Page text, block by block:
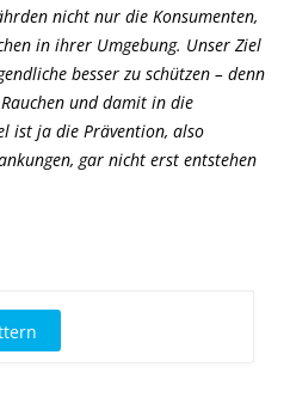
nicht nur die Konsumenten,
in ihrer Umgebung. Unser Ziel
besser zu schützen – denn
und damit in die
ist ja die Prävention, also
gar nicht erst entstehen